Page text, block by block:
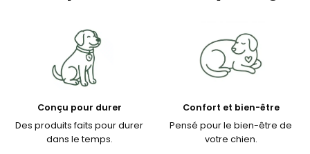
Conçu pour durer
Des produits faits pour durer
dans le temps.
Confort et bien-être
Pensé pour le bien-être de
votre chien.